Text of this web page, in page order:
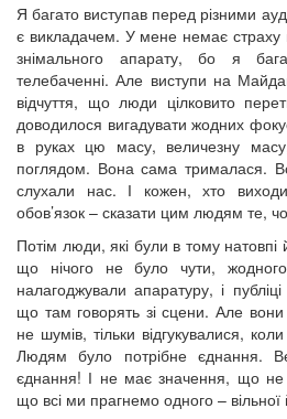
Я багато виступав перед різними
є викладачем. У мене немає страху
знімального апарату, бо я
телебаченні. Але виступи на
відчуття, що люди цілковито
доводилося вигадувати жодних
в руках цю масу, величезну
поглядом. Вона сама трималася.
слухали нас. І кожен, хто
обов’язок – сказати цим людям те,
Потім люди, які були в тому
що нічого не було чути,
налагоджували апаратуру, і
що там говорять зі сцени. Але вони
не шумів, тільки відгукувалися,
Людям було потрібне єднання.
єднання! І не має значення, що
що всі ми прагнемо одного – вільної